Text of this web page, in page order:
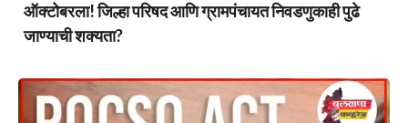
ऑक्टोबरला! जिल्हा परिषद आणि ग्रामपंचायत निवडणुकाही पुढे
जाण्याची शक्यता?